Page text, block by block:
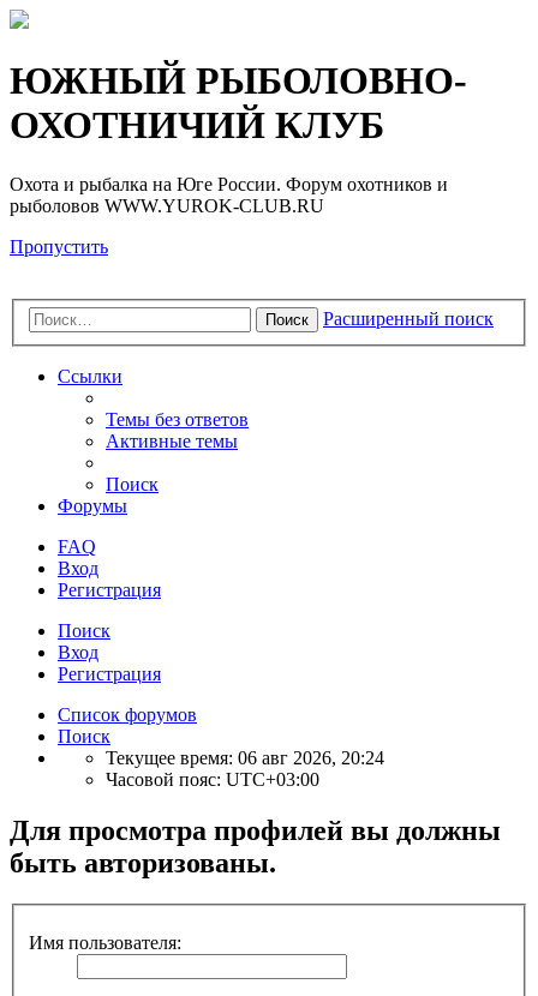
Регистрация
ЮЖНЫЙ РЫБОЛОВНО-
ОХОТНИЧИЙ КЛУБ
Охота и рыбалка на Юге России. Форум охотников и
рыболовов WWW.YUROK-CLUB.RU
Пропустить
Поиск Расширенный поиск
Ссылки
Темы без ответов
Активные темы
Поиск
Форумы
FAQ
Вход
Регистрация
Поиск
Вход
Регистрация
Список форумов
Поиск
Текущее время: 06 авг 2026, 20:24
Часовой пояс: UTC+03:00
Для просмотра профилей вы должны
быть авторизованы.
Имя пользователя: